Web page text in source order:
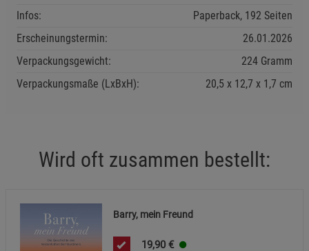
Infos:
Paperback, 192 Seiten
Erscheinungstermin:
26.01.2026
Verpackungsgewicht:
224 Gramm
Verpackungsmaße (LxBxH):
20,5 12,7 1,7 cm
Wird oft zusammen bestellt:
Barry, mein Freund
19,90 €
Notwendige Cookies (5)
Beschreibung Notwendige Cookies
Cookie-Informationen
Beschreibung Statistik Cookies